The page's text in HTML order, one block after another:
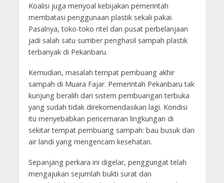
Koalisi juga menyoal kebijakan pemerintah
membatasi penggunaan plastik sekali pakai.
Pasalnya, toko-toko ritel dan pusat perbelanjaan
jadi salah satu sumber penghasil sampah plastik
terbanyak di Pekanbaru.
Kemudian, masalah tempat pembuang akhir
sampah di Muara Fajar. Pemerintah Pekanbaru tak
kunjung beralih dari sistem pembuangan terbuka
yang sudah tidak direkomendasikan lagi. Kondisi
itu menyebabkan pencemaran lingkungan di
sekitar tempat pembuang sampah: bau busuk dan
air landi yang mengencam kesehatan.
Sepanjang perkara ini digelar, penggungat telah
mengajukan sejumlah bukti surat dan